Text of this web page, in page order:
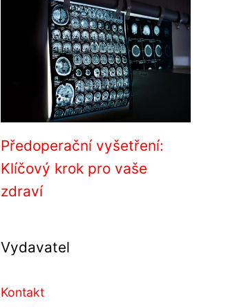
Předoperační vyšetření:
Klíčový krok pro vaše
zdraví
Vydavatel
Kontakt